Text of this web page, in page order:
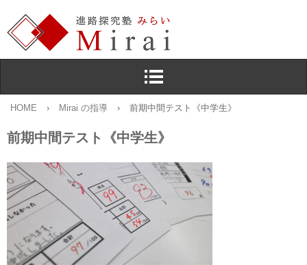
HOME › Mirai の指導 › 前期中間テスト《中学生》
前期中間テスト《中学生》